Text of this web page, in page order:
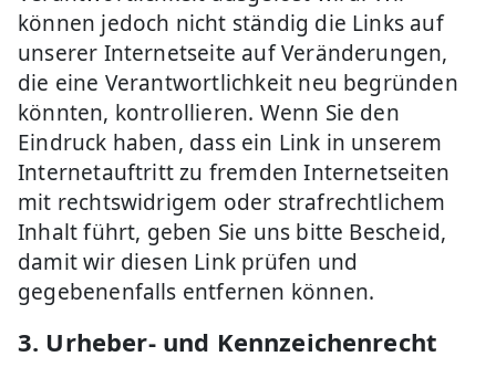
können jedoch nicht ständig die Links auf
unserer Internetseite auf Veränderungen,
die eine Verantwortlichkeit neu begründen
könnten, kontrollieren. Wenn Sie den
Eindruck haben, dass ein Link in unserem
Internetauftritt zu fremden Internetseiten
mit rechtswidrigem oder strafrechtlichem
Inhalt führt, geben Sie uns bitte Bescheid,
damit wir diesen Link prüfen und
gegebenenfalls entfernen können.
3. Urheber- und Kennzeichenrecht